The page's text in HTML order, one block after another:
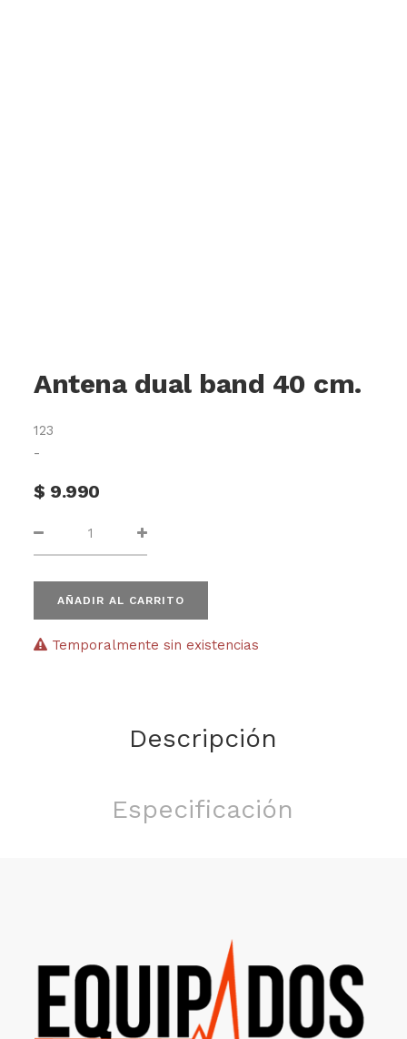
Antena dual band 40 cm.
123
-
$ 9.990
AÑADIR AL CARRITO
Temporalmente sin existencias
Descripción
Especificación